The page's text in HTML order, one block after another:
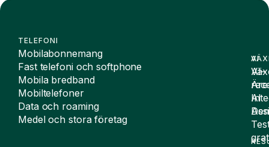
TELEFONI
Mobilabonnemang
Fast telefoni och softphone
Mobila bredband
Mobiltelefoner
Data och roaming
Medel och stora företag
AI
AI-
AI